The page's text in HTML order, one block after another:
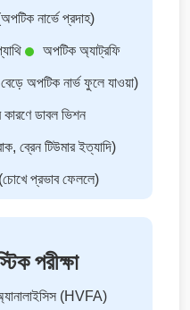
নার্ভে প্রদাহ)
অপটিক অ্যাট্রফি
অপটিক নার্ভ ফুলে যাওয়া)
কারণে ডাবল ভিশন
ব্রেন টিউমার ইত্যাদি)
(চোখে প্রভাব ফেললে)
পরীক্ষা
(HVFA)